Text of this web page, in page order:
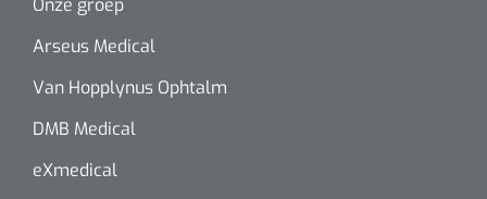
Onze groep
Arseus Medical
Van Hopplynus Ophtalm
DMB Medical
eXmedical